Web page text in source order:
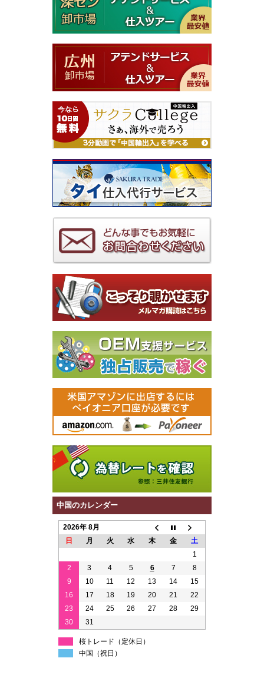
中国のカレンダー
2026年 8月
日
月 火 水 木 金
土
1
2
3 4 5 6 7
8
9
10 11 12 13 14
15
16
17 18 19 20 21
22
23
24 25 26 27 28
29
30
31
桜トレード（定休日）
中国（祝日）